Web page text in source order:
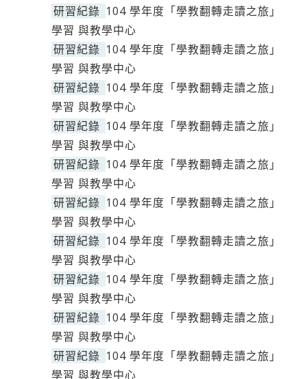
研習紀錄 104 學年度「學教翻轉走讀之旅」
學習 與教學中心
研習紀錄 104 學年度「學教翻轉走讀之旅」
學習 與教學中心
研習紀錄 104 學年度「學教翻轉走讀之旅」
學習 與教學中心
研習紀錄 104 學年度「學教翻轉走讀之旅」
學習 與教學中心
研習紀錄 104 學年度「學教翻轉走讀之旅」
學習 與教學中心
研習紀錄 104 學年度「學教翻轉走讀之旅」
學習 與教學中心
研習紀錄 104 學年度「學教翻轉走讀之旅」
學習 與教學中心
研習紀錄 104 學年度「學教翻轉走讀之旅」
學習 與教學中心
研習紀錄 104 學年度「學教翻轉走讀之旅」
學習 與教學中心
研習紀錄 104 學年度「學教翻轉走讀之旅」
學習 與教學中心